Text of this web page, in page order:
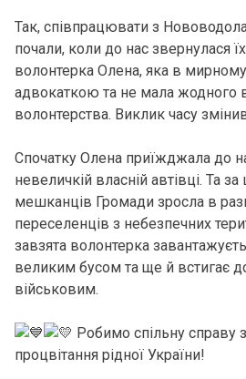
Так, співпрацювати з
почали, коли до нас звернулася
волонтерка Олена, яка в
адвокаткою та не мала жодного
волонтерства. Виклик часу змінив
Спочатку Олена приїжджала до
невеличкій власній автівці. Та за
мешканців Громади зросла в
переселенців з небезпечних
завзята волонтерка
великим бусом та ще й встигає
військовим.
Робимо спільну справу
процвітання рідної України!